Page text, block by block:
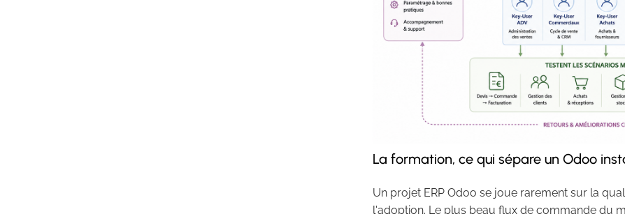
La formation, ce qui sépare un Odoo
Un projet ERP Odoo se joue rarement sur la
l'adoption. Le plus beau flux de commande du